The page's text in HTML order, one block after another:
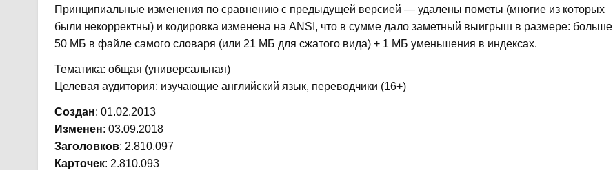
Принципиальные изменения по сравнению с предыдущей версией — удалены пометы (многие из которых
были некорректны) и кодировка изменена на ANSI, что в сумме дало заметный выигрыш в размере: больше
50 МБ в файле самого словаря (или 21 МБ для сжатого вида) + 1 МБ уменьшения в индексах.
Тематика: общая (универсальная)
Целевая аудитория: изучающие английский язык, переводчики (16+)
Создан: 01.02.2013
Изменен: 03.09.2018
Заголовков: 2.810.097
Карточек: 2.810.093